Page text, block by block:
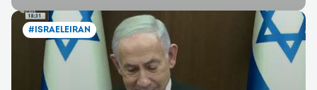
#ISRAELEIRAN